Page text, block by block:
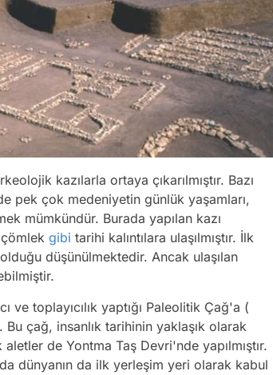
kazılarla ortaya çıkarılmıştır. Bazı
pek çok medeniyetin günlük yaşamları,
mümkündür. Burada yapılan kazı
gibi tarihi kalıntılara ulaşılmıştır. İlk
düşünülmektedir. Ancak ulaşılan
ve toplayıcılık yaptığı Paleolitik Çağ'a (
çağ, insanlık tarihinin yaklaşık olarak
de Yontma Taş Devri'nde yapılmıştır.
dünyanın da ilk yerleşim yeri olarak kabul